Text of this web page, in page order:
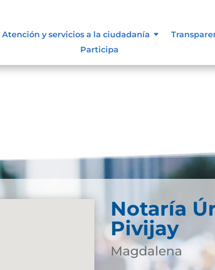
Atención y servicios a la ciudadanía
Participa
vigentes exigidos por los
o internos.
Notaría
Pivijay
Magdalena